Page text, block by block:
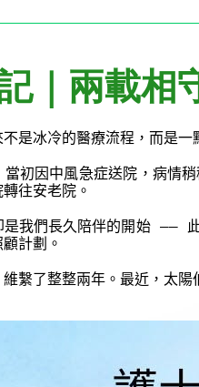
｜兩載相
是冰冷的醫療流程，而是
初因中風急症送院，病情
往安老院。
我們長久陪伴的開始——
計劃。
繫了整整兩年。最近，太